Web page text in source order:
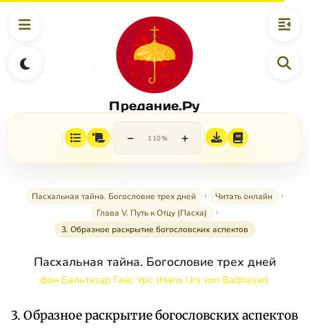
Предание.Ру
− 110% +
Пасхальная тайна. Богословие трех дней
Читать онлайн
Глава V. Путь к Отцу (Пасха)
3. Образное раскрытие богословских аспектов
Пасхальная тайна. Богословие трех дней
фон Бальтазар Ганс Урс (Hans Urs von Balthasar)
3. Образное раскрытие богословских аспектов